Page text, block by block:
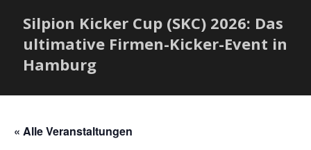
Silpion Kicker Cup (SKC) 2026: Das
ultimative Firmen-Kicker-Event in
Hamburg
« Alle Veranstaltungen